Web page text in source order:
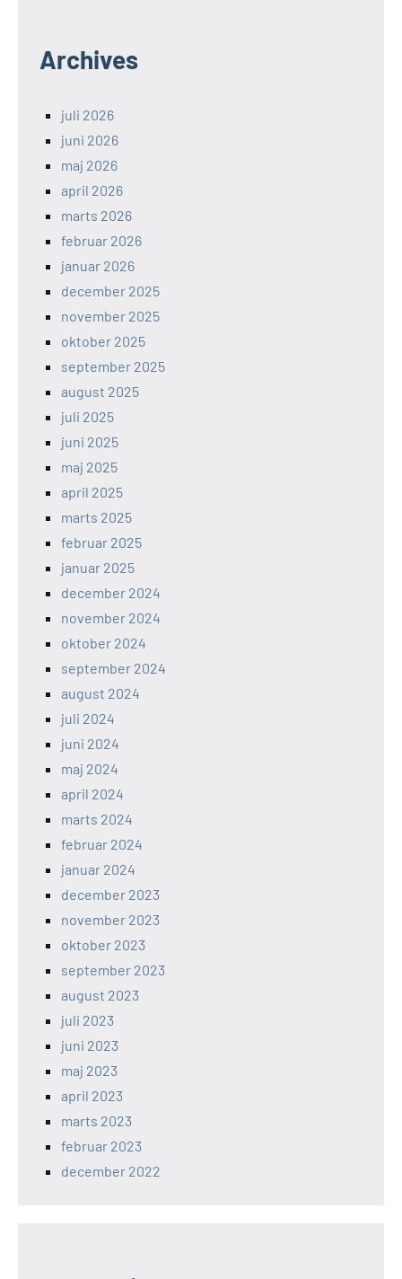
Archives
juli 2026
juni 2026
maj 2026
april 2026
marts 2026
februar 2026
januar 2026
december 2025
november 2025
oktober 2025
september 2025
august 2025
juli 2025
juni 2025
maj 2025
april 2025
marts 2025
februar 2025
januar 2025
december 2024
november 2024
oktober 2024
september 2024
august 2024
juli 2024
juni 2024
maj 2024
april 2024
marts 2024
februar 2024
januar 2024
december 2023
november 2023
oktober 2023
september 2023
august 2023
juli 2023
juni 2023
maj 2023
april 2023
marts 2023
februar 2023
december 2022